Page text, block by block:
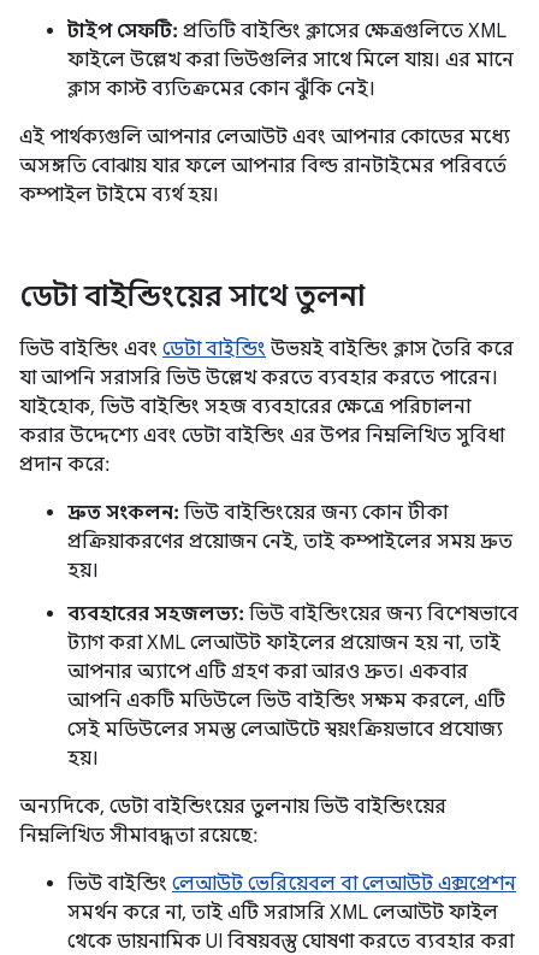
টাইপ সেফটি: প্রতিটি বাইন্ডিং ক্লাসের ক্ষেত্রগুলিতে XML
ফাইলে উল্লেখ করা ভিউগুলির সাথে মিলে যায়। এর মানে
ক্লাস কাস্ট ব্যতিক্রমের কোন ঝুঁকি নেই।
এই পার্থক্যগুলি আপনার লেআউট এবং আপনার কোডের মধ্যে
অসঙ্গতি বোঝায় যার ফলে আপনার বিল্ড রানটাইমের পরিবর্তে
কম্পাইল টাইমে ব্যর্থ হয়।
ডেটা বাইন্ডিংয়ের সাথে তুলনা
ভিউ বাইন্ডিং এবং ডেটা বাইন্ডিং উভয়ই বাইন্ডিং ক্লাস তৈরি করে
যা আপনি সরাসরি ভিউ উল্লেখ করতে ব্যবহার করতে পারেন।
যাইহোক, ভিউ বাইন্ডিং সহজ ব্যবহারের ক্ষেত্রে পরিচালনা
করার উদ্দেশ্যে এবং ডেটা বাইন্ডিং এর উপর নিম্নলিখিত সুবিধা
প্রদান করে:
দ্রুত সংকলন: ভিউ বাইন্ডিংয়ের জন্য কোন টীকা
প্রক্রিয়াকরণের প্রয়োজন নেই, তাই কম্পাইলের সময় দ্রুত
হয়।
ব্যবহারের সহজলভ্য: ভিউ বাইন্ডিংয়ের জন্য বিশেষভাবে
ট্যাগ করা XML লেআউট ফাইলের প্রয়োজন হয় না, তাই
আপনার অ্যাপে এটি গ্রহণ করা আরও দ্রুত। একবার
আপনি একটি মডিউলে ভিউ বাইন্ডিং সক্ষম করলে, এটি
সেই মডিউলের সমস্ত লেআউটে স্বয়ংক্রিয়ভাবে প্রযোজ্য
হয়।
অন্যদিকে, ডেটা বাইন্ডিংয়ের তুলনায় ভিউ বাইন্ডিংয়ের
নিম্নলিখিত সীমাবদ্ধতা রয়েছে:
ভিউ বাইন্ডিং লেআউট ভেরিয়েবল বা লেআউট এক্সপ্রেশন
সমর্থন করে না, তাই এটি সরাসরি XML লেআউট ফাইল
থেকে ডায়নামিক UI বিষয়বস্তু ঘোষণা করতে ব্যবহার করা